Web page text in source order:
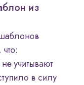
из
учитывают
в силу